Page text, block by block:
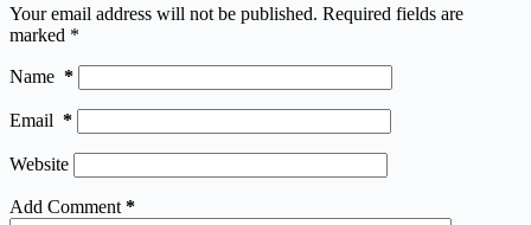
Your email address will not be published. Required fields are
marked *
Name *
Email *
Website
Add Comment *